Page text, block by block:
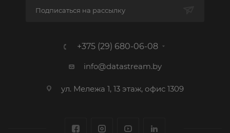
Подписаться на рассылку
+375 (29) 680-06-08
info@datastream.by
ул. Мележа 1, 13 этаж, офис 1309